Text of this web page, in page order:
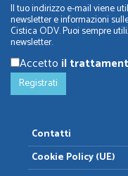
Il tuo indirizzo e-mail viene
newsletter e informazioni
Cistica ODV. Puoi sempre
newsletter.
Accetto il
Contatti
Cookie Policy (UE)